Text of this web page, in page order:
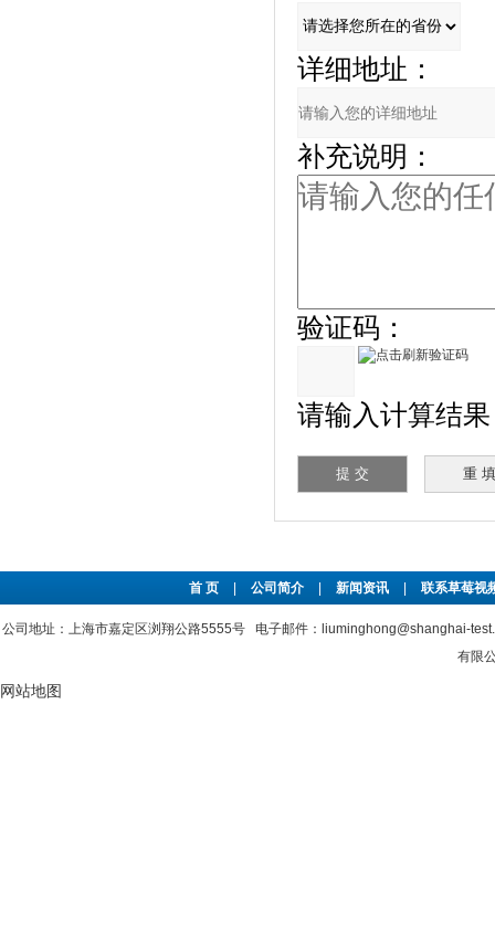
详细地址：
补充说明：
验证码：
请输入计算结果（
首 页 公司简介 新闻资讯 联系草莓视
公司地址：上海市嘉定区浏翔公路5555号 电子邮件：liuminghong@shanghai-
有限
网站地图